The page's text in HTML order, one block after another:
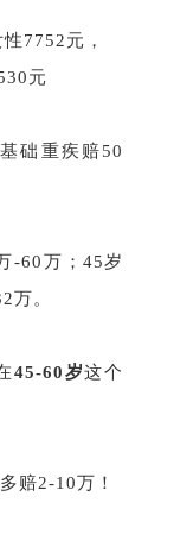
7752元，
元
础重疾赔50
-60万；45岁
万。
45-60岁这个
赔2-10万！